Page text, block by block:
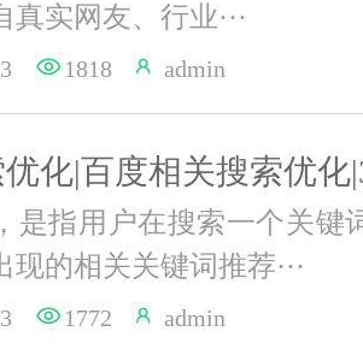
实网友、行业···
1818 admin
是指用户在搜索一个关键
现的相关关键词推荐···
1772 admin